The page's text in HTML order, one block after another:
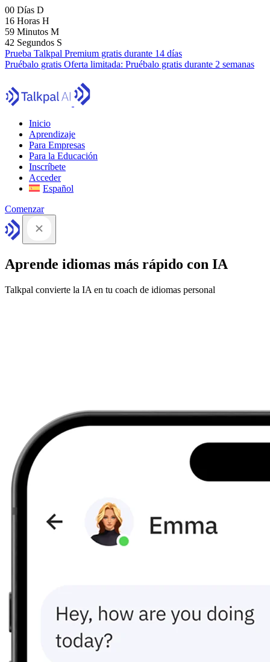
00 Días D
16 Horas H
59 Minutos M
41 Segundos S
Prueba Talkpal Premium gratis durante 14 días
Pruébalo gratis Oferta limitada: Pruébalo gratis durante 2 semanas
Inicio
Aprendizaje
Para Empresas
Para la Educación
Inscríbete
Acceder
Español
Comenzar
Aprende idiomas más rápido con IA
Talkpal convierte la IA en tu coach de idiomas personal